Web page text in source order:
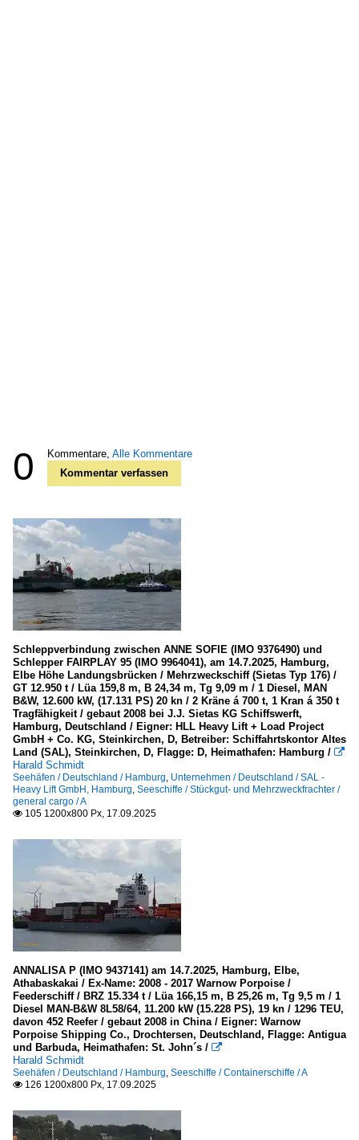
0 Kommentare, Alle Kommentare
Kommentar verfassen
Schleppverbindung zwischen ANNE SOFIE (IMO 9376490) und
Schlepper FAIRPLAY 95 (IMO 9964041), am 14.7.2025, Hamburg,
Elbe Höhe Landungsbrücken / Mehrzweckschiff (Sietas Typ 176) /
GT 12.950 t / Lüa 159,8 m, B 24,34 m, Tg 9,09 m / 1 Diesel, MAN
B&W, 12.600 kW, (17.131 PS) 20 kn / 2 Kräne á 700 t, 1 Kran á 350 t
Tragfähigkeit / gebaut 2008 bei J.J. Sietas KG Schiffswerft,
Hamburg, Deutschland / Eigner: HLL Heavy Lift + Load Project
GmbH + Co. KG, Steinkirchen, D, Betreiber: Schiffahrtskontor Altes
Land (SAL), Steinkirchen, D, Flagge: D, Heimathafen: Hamburg / 
Harald Schmidt
Seehäfen / Deutschland / Hamburg, Unternehmen / Deutschland / SAL -
Heavy Lift GmbH, Hamburg, Seeschiffe / Stückgut- und Mehrzweckfrachter /
general cargo / A
 105 1200x800 Px, 17.09.2025
ANNALISA P (IMO 9437141) am 14.7.2025, Hamburg, Elbe,
Athabaskakai / Ex-Name: 2008 - 2017 Warnow Porpoise /
Feederschiff / BRZ 15.334 t / Lüa 166,15 m, B 25,26 m, Tg 9,5 m / 1
Diesel MAN-B&W 8L58/64, 11.200 kW (15.228 PS), 19 kn / 1296 TEU,
davon 452 Reefer / gebaut 2008 in China / Eigner: Warnow
Porpoise Shipping Co., Drochtersen, Deutschland, Flagge: Antigua
und Barbuda, Heimathafen: St. John´s / 
Harald Schmidt
Seehäfen / Deutschland / Hamburg, Seeschiffe / Containerschiffe / A
 126 1200x800 Px, 17.09.2025